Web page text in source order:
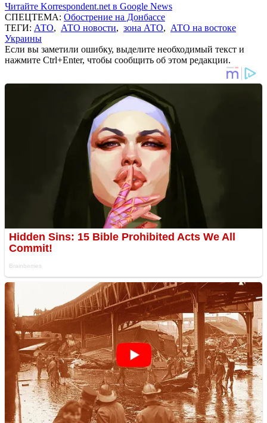
Читайте Korrespondent.net в Google News
СПЕЦТЕМА: Обострение на Донбассе
ТЕГИ: АТО, АТО новости, зона АТО, АТО на востоке
Украины
Если вы заметили ошибку, выделите необходимый текст и
нажмите Ctrl+Enter, чтобы сообщить об этом редакции.